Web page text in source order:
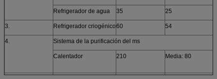
Refrigerador de agua 35 25
3. Refrigerador criogénico60 54
4. Sistema de la purificación del ms
Calentador 210 Media: 80